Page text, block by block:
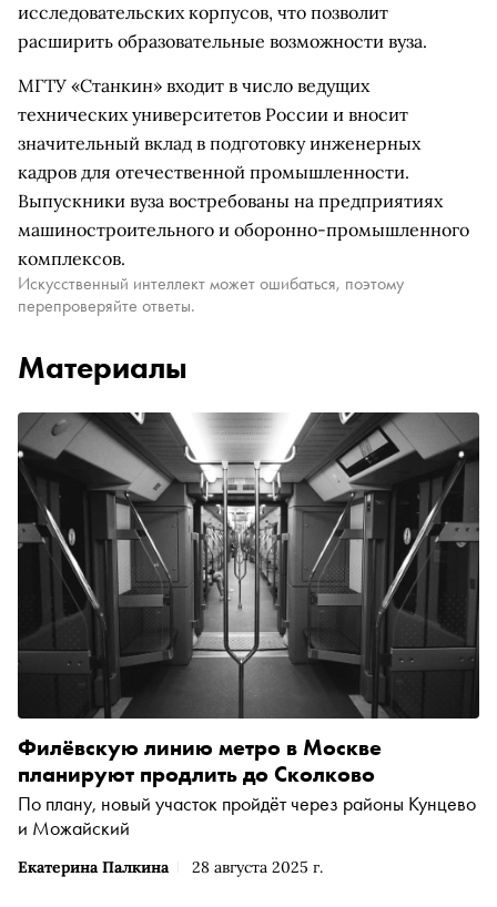
исследовательских корпусов, что позволит
расширить образовательные возможности вуза.
МГТУ «Станкин» входит в число ведущих
технических университетов России и вносит
значительный вклад в подготовку инженерных
кадров для отечественной промышленности.
Выпускники вуза востребованы на предприятиях
машиностроительного и оборонно-промышленного
комплексов.
Искусственный интеллект может ошибаться, поэтому
перепроверяйте ответы.
Материалы
Екатерина Палкина 28 августа 2025 г.
Филёвскую линию метро в Москве
планируют продлить до Сколково
По плану, новый участок пройдёт через районы Кунцево
и Можайский